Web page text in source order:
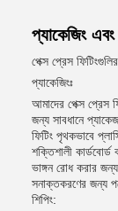
প্যাকেজিং এবং
পেক্স প্রেস
প্যাকেজিংঃ
আমাদের পেক্স প্রেস
জন্য সাবধানে
ফিটিং পৃথকভাবে
শক্তিশালী
ভাঙ্গন রোধ করার
সনাক্তকরণের জন্য
শিপিং: